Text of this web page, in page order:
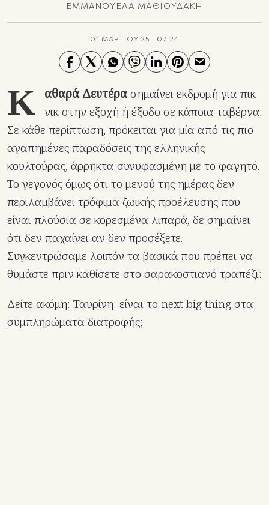
ΕΜΜΑΝΟΥΕΛΑ ΜΑΘΙΟΥΔΑΚΗ
01 ΜΑΡΤΙΟΥ 25 | 07:24
Κ αθαρά Δευτέρασημαίνει εκδρομή για πικ
νικ στην εξοχή ή έξοδο σε κάποια ταβέρνα.
Σε κάθε περίπτωση, πρόκειται για μία από τις πιο
αγαπημένες παραδόσεις της ελληνικής
κουλτούρας, άρρηκτα συνυφασμένη με το φαγητό.
Το γεγονός όμως ότι το μενού της ημέρας δεν
περιλαμβάνει τρόφιμα ζωικής προέλευσης που
είναι πλούσια σε κορεσμένα λιπαρά, δε σημαίνει
ότι δεν παχαίνει αν δεν προσέξετε.
Συγκεντρώσαμε λοιπόν τα βασικά που πρέπει να
θυμάστε πριν καθίσετε στο σαρακοστιανό τραπέζι:
Δείτε ακόμη: Ταυρίνη: είναι το next big thing στα
συμπληρώματα διατροφής;